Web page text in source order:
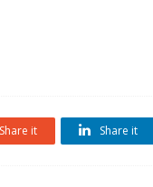
Share it Share it